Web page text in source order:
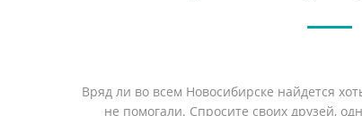
Вряд ли во всем Новосибирске найдется
не помогали. Спросите своих друзей,